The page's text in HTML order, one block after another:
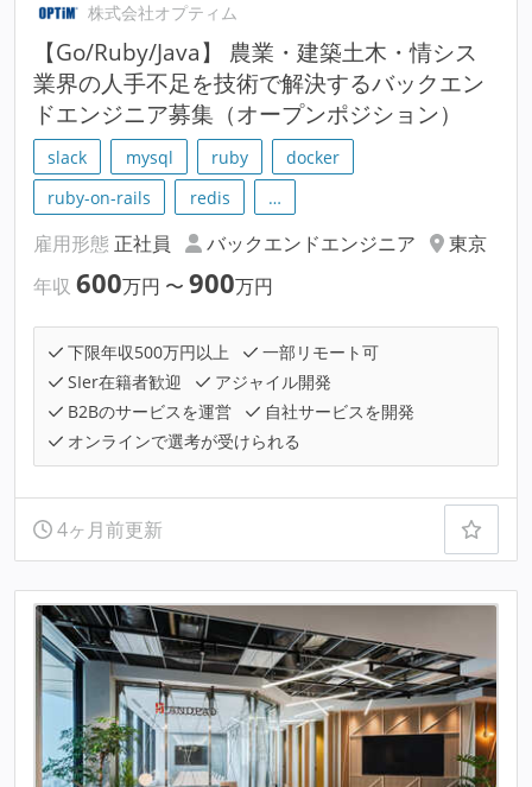
株式会社オプティム
【Go/Ruby/Java】 農業・建築土木・情シス
業界の人手不足を技術で解決するバックエン
ドエンジニア募集（オープンポジション）
slack mysql ruby
docker
ruby-on-rails
redis …
雇用形態 正社員 バックエンドエンジニア
東京
年収 600万円 〜 900万円
下限年収500万円以上
一部リモート可
SIer在籍者歓迎
アジャイル開発
B2Bのサービスを運営
自社サービスを開発
オンラインで選考が受けられる
4ヶ月前更新